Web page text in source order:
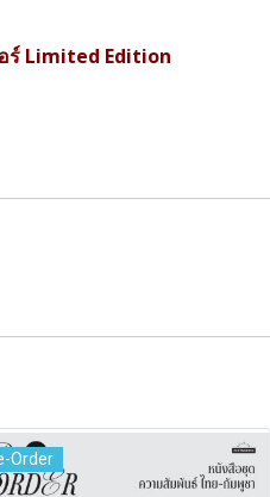
ร์ Limited Edition
Order